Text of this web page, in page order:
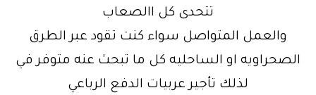
تتحدى كل االصعاب
والعمل المتواصل سواء كنت تقود عبر الطرق
الصحراويه او الساحليه كل ما تبحث عنه متوفر في
لذلك تأجير عربيات الدفع الرباعي